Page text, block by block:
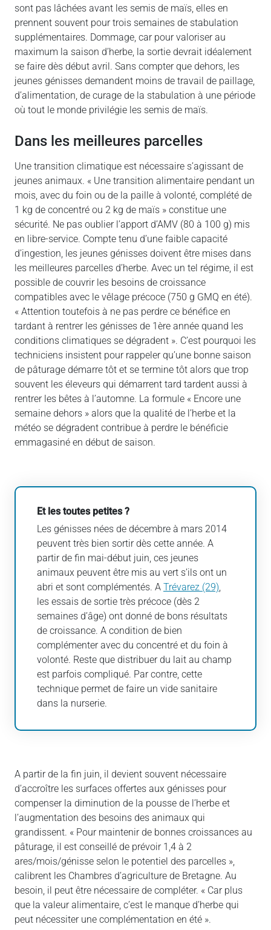
sont pas lâchées avant les semis de maïs, elles en
prennent souvent pour trois semaines de stabulation
supplémentaires. Dommage, car pour valoriser au
maximum la saison d’herbe, la sortie devrait idéalement
se faire dès début avril. Sans compter que dehors, les
jeunes génisses demandent moins de travail de paillage,
d’alimentation, de curage de la stabulation à une période
où tout le monde privilégie les semis de maïs.
Dans les meilleures parcelles
Une transition climatique est nécessaire s’agissant de
jeunes animaux. « Une transition alimentaire pendant un
mois, avec du foin ou de la paille à volonté, complété de
1 kg de concentré ou 2 kg de maïs » constitue une
sécurité. Ne pas oublier l’apport d’AMV (80 à 100 g) mis
en libre-service. Compte tenu d’une faible capacité
d’ingestion, les jeunes génisses doivent être mises dans
les meilleures parcelles d’herbe. Avec un tel régime, il est
possible de couvrir les besoins de croissance
compatibles avec le vêlage précoce (750 g GMQ en été).
« Attention toutefois à ne pas perdre ce bénéfice en
tardant à rentrer les génisses de 1ère année quand les
conditions climatiques se dégradent ». C’est pourquoi les
techniciens insistent pour rappeler qu’une bonne saison
de pâturage démarre tôt et se termine tôt alors que trop
souvent les éleveurs qui démarrent tard tardent aussi à
rentrer les bêtes à l’automne. La formule « Encore une
semaine dehors » alors que la qualité de l’herbe et la
météo se dégradent contribue à perdre le bénéficie
emmagasiné en début de saison.
Et les toutes petites ?
Les génisses nées de décembre à mars 2014
peuvent très bien sortir dès cette année. A
partir de fin mai-début juin, ces jeunes
animaux peuvent être mis au vert s’ils ont un
abri et sont complémentés. A Trévarez (29)
les essais de sortie très précoce (dès 2
semaines d’âge) ont donné de bons résultats
de croissance. A condition de bien
complémenter avec du concentré et du foin à
volonté. Reste que distribuer du lait au champ
est parfois compliqué. Par contre, cette
technique permet de faire un vide sanitaire
dans la nurserie.
A partir de la fin juin, il devient souvent nécessaire
d’accroître les surfaces offertes aux génisses pour
compenser la diminution de la pousse de l’herbe et
l’augmentation des besoins des animaux qui
grandissent. « Pour maintenir de bonnes croissances au
pâturage, il est conseillé de prévoir 1,4 à 2
ares/mois/génisse selon le potentiel des parcelles »,
calibrent les Chambres d’agriculture de Bretagne. Au
besoin, il peut être nécessaire de compléter. « Car plus
que la valeur alimentaire, c’est le manque d’herbe qui
peut nécessiter une complémentation en été ».